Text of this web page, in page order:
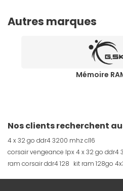
Autres marques
Mémoire
Nos clients recherchent
4 x 32 go ddr4 3200 mhz cl16
corsair vengeance lpx 4 x 32 go ddr4
ram corsair ddr4 128 kit ram 128go